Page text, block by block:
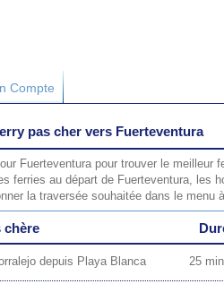
Compte
pas cher vers Fuerteventura
Fuerteventura pour trouver le meilleur
ferries au départ de Fuerteventura, les
la traversée souhaitée dans le menu
chère
depuis Playa Blanca 25